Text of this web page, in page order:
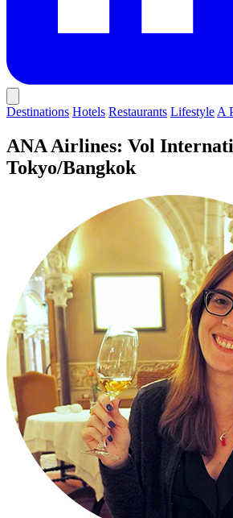
Destinations Hotels Restaurants Lifestyle A
ANA Airlines: Vol
Tokyo/Bangkok